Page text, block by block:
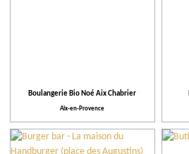
Boulangerie Bio Noé Aix Chabrier
Aix-en-Provence